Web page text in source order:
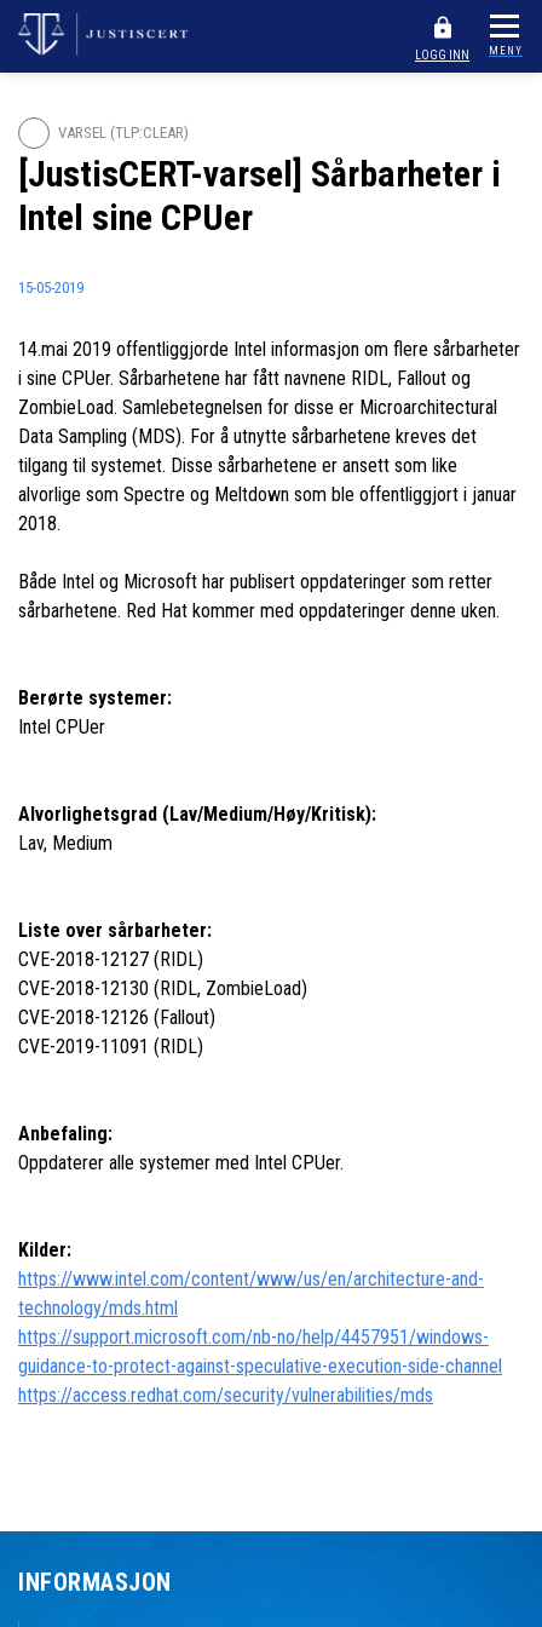
LOGG INN MENY
VARSEL (TLP:CLEAR)
[JustisCERT-varsel] Sårbarheter i
Intel sine CPUer
15-05-2019
14.mai 2019 offentliggjorde Intel informasjon om flere sårbarheter
i sine CPUer. Sårbarhetene har fått navnene RIDL, Fallout og
ZombieLoad. Samlebetegnelsen for disse er Microarchitectural
Data Sampling (MDS). For å utnytte sårbarhetene kreves det
tilgang til systemet. Disse sårbarhetene er ansett som like
alvorlige som Spectre og Meltdown som ble offentliggjort i januar
2018.
Både Intel og Microsoft har publisert oppdateringer som retter
sårbarhetene. Red Hat kommer med oppdateringer denne uken.
Berørte systemer:
Intel CPUer
Alvorlighetsgrad (Lav/Medium/Høy/Kritisk):
Lav, Medium
Liste over sårbarheter:
CVE-2018-12127 (RIDL)
CVE-2018-12130 (RIDL, ZombieLoad)
CVE-2018-12126 (Fallout)
CVE-2019-11091 (RIDL)
Anbefaling:
Oppdaterer alle systemer med Intel CPUer.
Kilder:
https://www.intel.com/content/www/us/en/architecture-and-
technology/mds.html
https://support.microsoft.com/nb-no/help/4457951/windows-
guidance-to-protect-against-speculative-execution-side-channel
https://access.redhat.com/security/vulnerabilities/mds
INFORMASJON